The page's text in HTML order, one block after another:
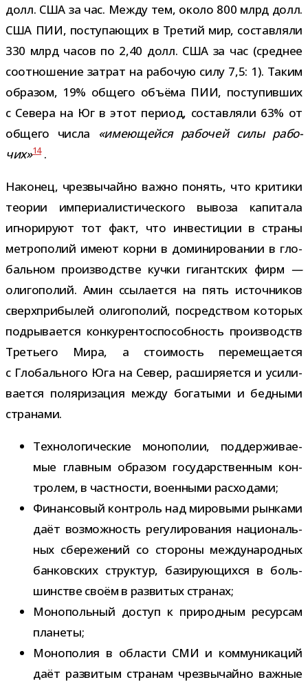
долл. США за час. Между тем, около 800 млрд долл.
США ПИИ, посту­па­ю­щих в Третий мир, состав­ляли
330 млрд часов по 2,40 долл. США за час (сред­нее
соот­но­ше­ние затрат на рабо­чую силу 7,5: 1). Таким
обра­зом, 19% общего объ­ёма ПИИ, посту­пив­ших
с Севера на Юг в этот период, состав­ляли 63% от
общего числа «име­ю­щейся рабо­чей силы рабо­
чих»14.
Наконец, чрез­вы­чайно важно понять, что кри­тики
тео­рии импе­ри­а­ли­сти­че­ского вывоза капи­тала
игно­ри­руют тот факт, что инве­сти­ции в страны
мет­ро­по­лий имеют корни в доми­ни­ро­ва­нии в гло­
баль­ном про­из­вод­стве кучки гигант­ских фирм —
оли­го­по­лий. Амин ссы­ла­ется на пять источ­ни­ков
сверх­при­бы­лей оли­го­по­лий, посред­ством кото­рых
под­ры­ва­ется кон­ку­рен­то­спо­соб­ность про­из­водств
Третьего Мира, а сто­и­мость пере­ме­ща­ется
с Глобального Юга на Север, рас­ши­ря­ется и уси­ли­
ва­ется поля­ри­за­ция между бога­тыми и бед­ными
странами.
Технологические моно­по­лии, под­дер­жи­ва­е­
мые глав­ным обра­зом госу­дар­ствен­ным кон­
тро­лем, в част­но­сти, воен­ными расходами;
Финансовый кон­троль над миро­выми рын­ками
даёт воз­мож­ность регу­ли­ро­ва­ния наци­о­наль­
ных сбе­ре­же­ний со сто­роны меж­ду­на­род­ных
бан­ков­ских струк­тур, бази­ру­ю­щихся в боль­
шин­стве своём в раз­ви­тых странах;
Монопольный доступ к при­род­ным ресур­сам
планеты;
Монополия в обла­сти СМИ и ком­му­ни­ка­ций
даёт раз­ви­тым стра­нам чрез­вы­чайно важ­ные